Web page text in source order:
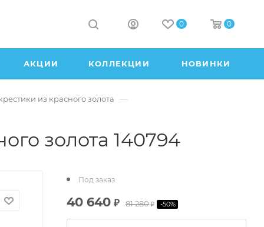
0 0
АКЦИИ КОЛЛЕКЦИИ НОВИНКИ
из красного золота —
золота 140794
Под заказ
40 640 ₽ 81 280₽ -50%